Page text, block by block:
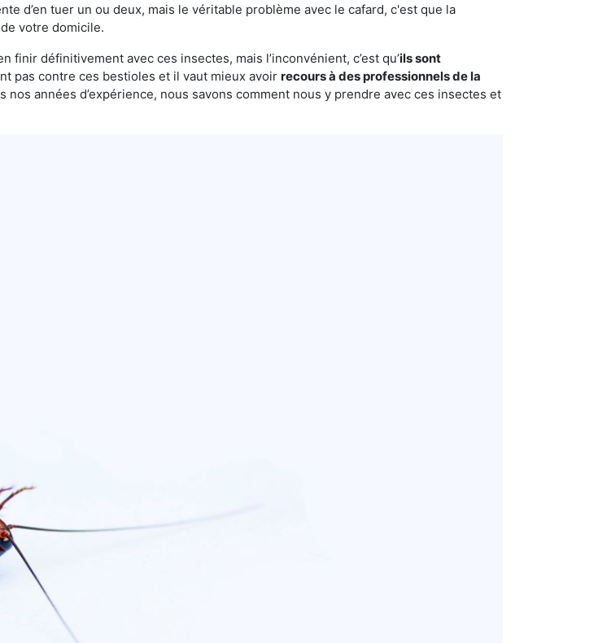
d’en tuer un ou deux, mais le véritable problème avec le cafard, c'est que la
votre domicile.
finir définitivement avec ces insectes, mais l’inconvénient, c’est qu’ils sont
pas contre ces bestioles et il vaut mieux avoir recours à des professionnels de la
nos années d’expérience, nous savons comment nous y prendre avec ces insectes et